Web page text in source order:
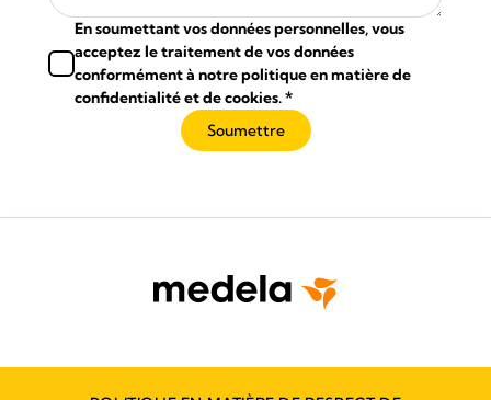
En soumettant vos données personnelles, vous
acceptez le traitement de vos données
conformément à notre politique en matière de
confidentialité et de cookies.*
Soumettre